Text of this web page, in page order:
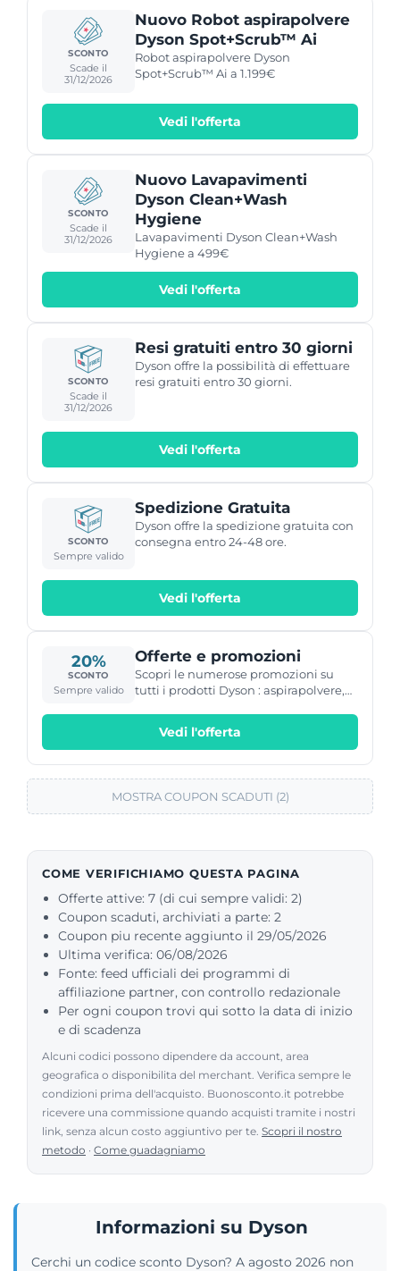
SCONTO
Scade il
31/12/2026
Nuovo Robot aspirapolvere
Dyson Spot+Scrub™ Ai
Robot aspirapolvere Dyson
Spot+Scrub™ Ai a 1.199€
Vedi l'offerta
SCONTO
Scade il
31/12/2026
Nuovo Lavapavimenti
Dyson Clean+Wash
Hygiene
Lavapavimenti Dyson Clean+Wash
Hygiene a 499€
Vedi l'offerta
SCONTO
Scade il
31/12/2026
Resi gratuiti entro 30 giorni
Dyson offre la possibilità di effettuare
resi gratuiti entro 30 giorni.
Vedi l'offerta
SCONTO
Sempre valido
Spedizione Gratuita
Dyson offre la spedizione gratuita con
consegna entro 24-48 ore.
Vedi l'offerta
20%
SCONTO
Sempre valido
Offerte e promozioni
Scopri le numerose promozioni su
tutti i prodotti Dyson : aspirapolvere,
Vedi l'offerta
MOSTRA COUPON SCADUTI (2)
COME VERIFICHIAMO QUESTA PAGINA
Offerte attive: 7 (di cui sempre validi: 2)
Coupon scaduti, archiviati a parte: 2
Coupon piu recente aggiunto il 29/05/2026
Ultima verifica: 06/08/2026
Fonte: feed ufficiali dei programmi di
affiliazione partner, con controllo redazionale
Per ogni coupon trovi qui sotto la data di inizio
e di scadenza
Alcuni codici possono dipendere da account, area
geografica o disponibilita del merchant. Verifica sempre le
condizioni prima dell'acquisto. Buonosconto.it potrebbe
ricevere una commissione quando acquisti tramite i nostri
link, senza alcun costo aggiuntivo per te. Scopri il nostro
metodo · Come guadagniamo
Informazioni su Dyson
Cerchi un codice sconto Dyson? A agosto 2026 non